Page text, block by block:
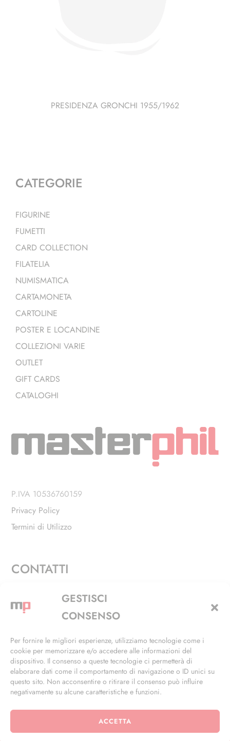
GESTISCI
CONSENSO
Per fornire le migliori esperienze, utilizziamo tecnologie come i
cookie per memorizzare e/o accedere alle informazioni del
dispositivo. Il consenso a queste tecnologie ci permetterà di
elaborare dati come il comportamento di navigazione o ID unici su
questo sito. Non acconsentire o ritirare il consenso può influire
negativamente su alcune caratteristiche e funzioni.
ACCETTA
PRESIDENZA GRONCHI 1955/1962
CATEGORIE
FIGURINE
FUMETTI
CARD COLLECTION
FILATELIA
NUMISMATICA
CARTAMONETA
CARTOLINE
POSTER E LOCANDINE
COLLEZIONI VARIE
OUTLET
GIFT CARDS
CATALOGHI
P.IVA 10536760159
Privacy Policy
Termini di Utilizzo
CONTATTI
Via Alfieri, 27 - Trezzano Sul Naviglio (MI)
+39 02 4846 3155
info@masterphil.it